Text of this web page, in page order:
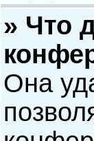
» Что
Она